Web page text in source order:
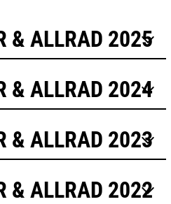
& ALLRAD 2025
& ALLRAD 2024
& ALLRAD 2023
& ALLRAD 2022